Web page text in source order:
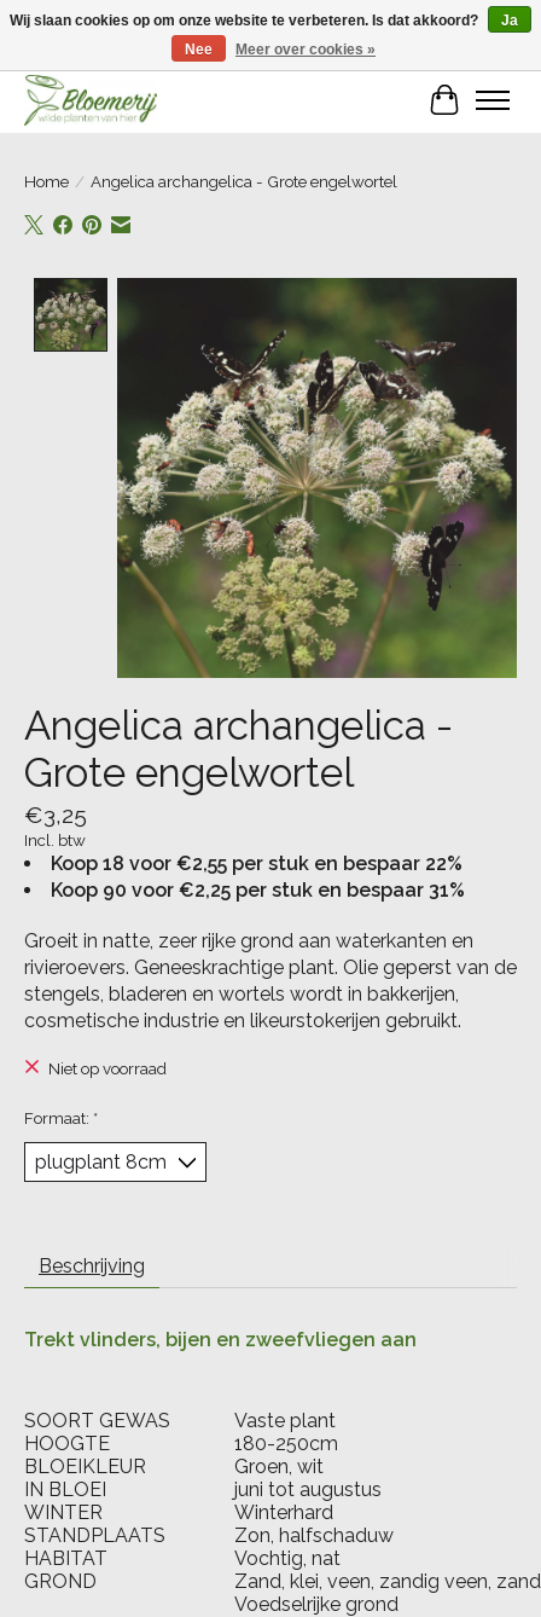
Home / Angelica archangelica - Grote engelwortel
Product image slideshow Items
Angelica archangelica -
Grote engelwortel
€3,25
Incl. btw
Koop 18 voor €2,55 per stuk en bespaar 22%
Koop 90 voor €2,25 per stuk en bespaar 31%
Groeit in natte, zeer rijke grond aan waterkanten en
rivieroevers. Geneeskrachtige plant. Olie geperst van de
stengels, bladeren en wortels wordt in bakkerijen,
cosmetische industrie en likeurstokerijen gebruikt.
Niet op voorraad
Formaat: *
Beschrijving
Trekt vlinders, bijen en zweefvliegen aan
SOORT GEWAS
Vaste plant
HOOGTE
180-250cm
BLOEIKLEUR
Groen, wit
IN BLOEI
juni tot augustus
WINTER
Winterhard
STANDPLAATS
Zon, halfschaduw
HABITAT
Vochtig, nat
GROND
Zand, klei, veen, zandig veen,
Voedselrijke grond
Wij slaan cookies op om onze website te verbeteren. Is dat akkoord?
Ja
Nee
Meer over cookies »